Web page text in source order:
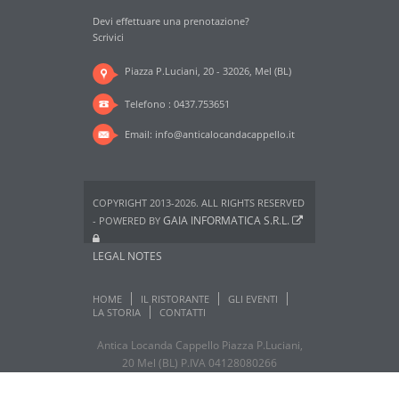
Devi effettuare una prenotazione?
Scrivici
Piazza P.Luciani, 20 - 32026, Mel (BL)
Telefono : 0437.753651
Email: info@anticalocandacappello.it
COPYRIGHT 2013-2026. ALL RIGHTS RESERVED
- POWERED BY GAIA INFORMATICA S.R.L.
LEGAL NOTES
HOME IL RISTORANTE
GLI EVENTI
LA STORIA
CONTATTI
Antica Locanda Cappello Piazza P.Luciani,
20 Mel (BL) P.IVA 04128080266